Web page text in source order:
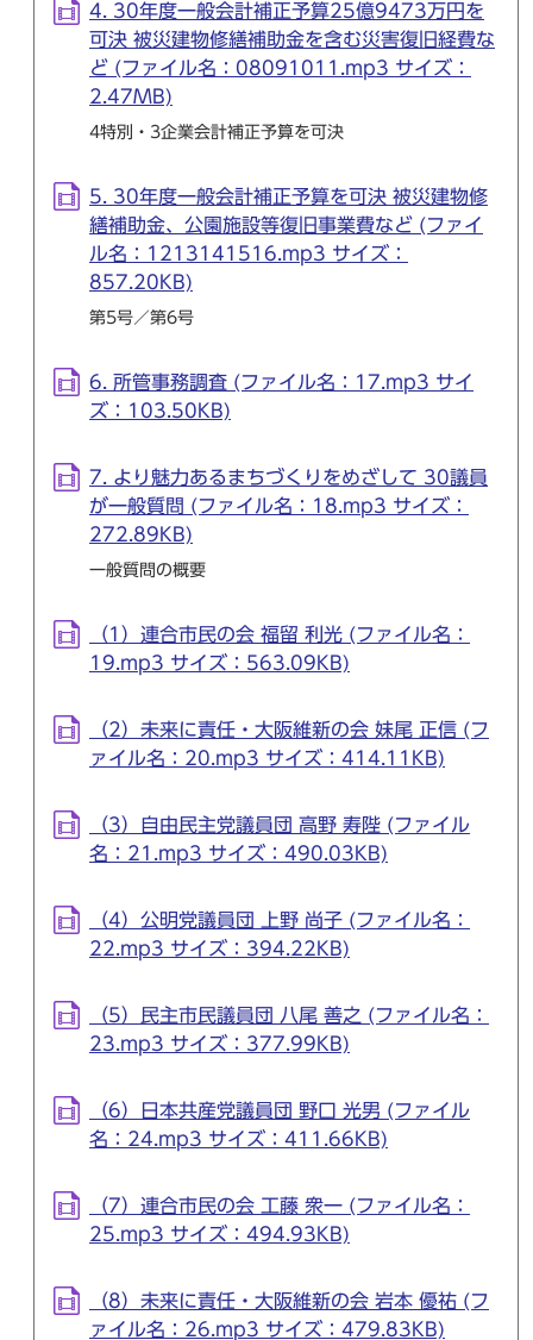
4. 30年度一般会計補正予算25億9473万円を
可決 被災建物修繕補助金を含む災害復旧経費な
ど (ファイル名：08091011.mp3 サイズ：
2.47MB)
4特別・3企業会計補正予算を可決
5. 30年度一般会計補正予算を可決 被災建物修
繕補助金、公園施設等復旧事業費など (ファイ
ル名：1213141516.mp3 サイズ：
857.20KB)
第5号／第6号
6. 所管事務調査 (ファイル名：17.mp3 サイ
ズ：103.50KB)
7. より魅力あるまちづくりをめざして 30議員
が一般質問 (ファイル名：18.mp3 サイズ：
272.89KB)
一般質問の概要
（1）連合市民の会 福留 利光 (ファイル名：
19.mp3 サイズ：563.09KB)
（2）未来に責任・大阪維新の会 妹尾 正信 (フ
ァイル名：20.mp3 サイズ：414.11KB)
（3）自由民主党議員団 高野 寿陛 (ファイル
名：21.mp3 サイズ：490.03KB)
（4）公明党議員団 上野 尚子 (ファイル名：
22.mp3 サイズ：394.22KB)
（5）民主市民議員団 八尾 善之 (ファイル名：
23.mp3 サイズ：377.99KB)
（6）日本共産党議員団 野口 光男 (ファイル
名：24.mp3 サイズ：411.66KB)
（7）連合市民の会 工藤 衆一 (ファイル名：
25.mp3 サイズ：494.93KB)
（8）未来に責任・大阪維新の会 岩本 優祐 (フ
ァイル名：26.mp3 サイズ：479.83KB)